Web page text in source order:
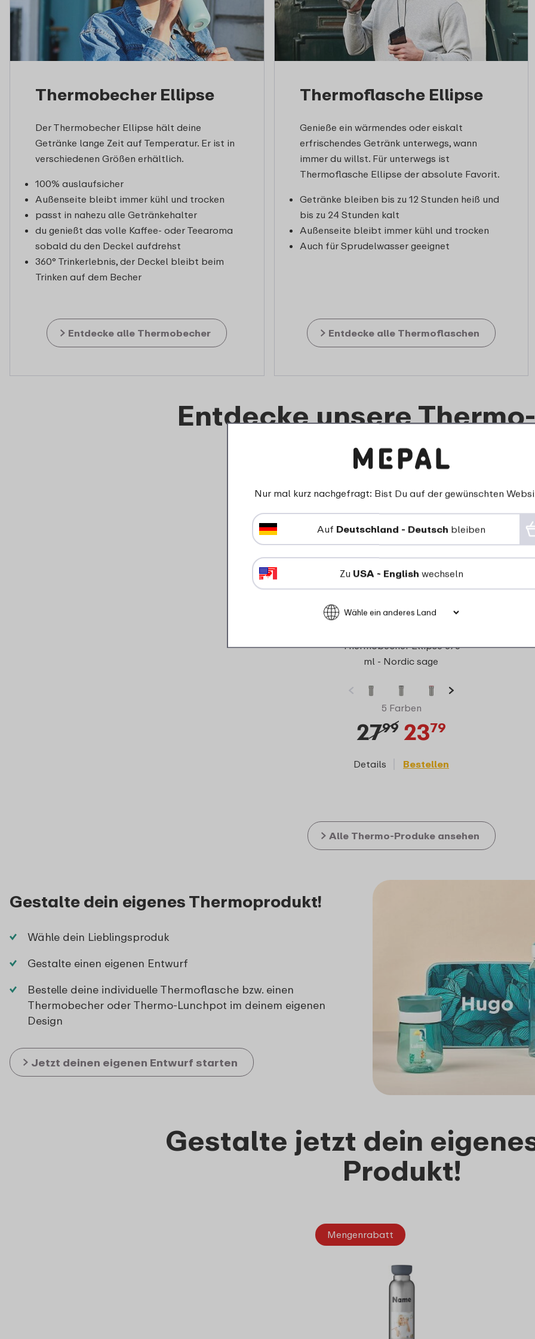
Thermobecher Ellipse
Der Thermobecher Ellipse hält deine
Getränke lange Zeit auf Temperatur. Er ist in
verschiedenen Größen erhältlich.
100% auslaufsicher
Außenseite bleibt immer kühl und trocken
passt in nahezu alle Getränkehalter
du genießt das volle Kaffee- oder Teearoma
sobald du den Deckel aufdrehst
360° Trinkerlebnis, der Deckel bleibt beim
Trinken auf dem Becher
Entdecke alle Thermobecher
Thermoflasche Ellipse
Genieße ein wärmendes oder eiskalt
erfrischendes Getränk unterwegs, wann
immer du willst. Für unterwegs ist
Thermoflasche Ellipse der absolute Favorit.
Getränke bleiben bis zu 12 Stunden heiß und
bis zu 24 Stunden kalt
Außenseite bleibt immer kühl und trocken
Auch für Sprudelwasser geeignet
Entdecke alle Thermoflaschen
Entdecke unsere
Ellipse
Thermobecher Ellipse 375
ml - Nordic sage
5 Farben
2799 2379
Details Bestellen
Alle Thermo-Produke ansehen
Gestalte dein eigenes Thermoprodukt!
Wähle dein Lieblingsproduk
Gestalte einen eigenen Entwurf
Bestelle deine individuelle Thermoflasche bzw. einen
Thermobecher oder Thermo-Lunchpot im deinem eigenen
Design
Jetzt deinen eigenen Entwurf starten
Gestalte jetzt dein
Produkt!
Mengenrabatt
Nur mal kurz nachgefragt: Bist Du auf der gewünschten
Auf Deutschland - Deutsch bleiben
Zu USA - English wechseln